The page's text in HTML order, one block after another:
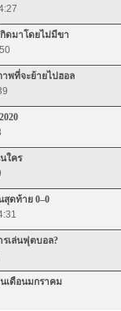
ดมาโดยไม่มีขา
าพที่จะย้ายไปฮอล
ใคร
สุดท้าย 0–0
รเล่นฟุตบอล?
เดือนมกราคม